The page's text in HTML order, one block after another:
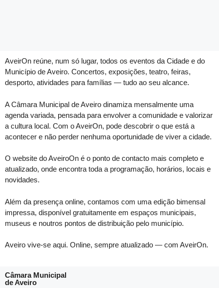
AveirOn reúne, num só lugar, todos os eventos da Cidade e do
Município de Aveiro. Concertos, exposições, teatro, feiras,
desporto, atividades para famílias — tudo ao seu alcance.
A Câmara Municipal de Aveiro dinamiza mensalmente uma
agenda variada, pensada para envolver a comunidade e valorizar
a cultura local. Com o AveirOn, pode descobrir o que está a
acontecer e não perder nenhuma oportunidade de viver a cidade.
O website do AveiroOn é o ponto de contacto mais completo e
atualizado, onde encontra toda a programação, horários, locais e
novidades.
Além da presença online, contamos com uma edição bimensal
impressa, disponível gratuitamente em espaços municipais,
museus e noutros pontos de distribuição pelo município.
Aveiro vive-se aqui. Online, sempre atualizado — com AveirOn.
Câmara Municipal
de Aveiro